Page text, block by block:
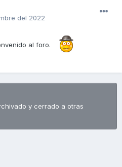
del 2022
al foro.
y cerrado a otras